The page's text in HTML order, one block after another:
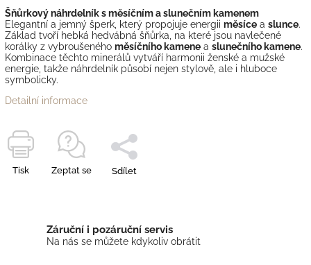
Šňůrkový náhrdelník s měsíčním a slunečním kamenem
Elegantní a jemný šperk, který propojuje energii měsíce a slunce.
Základ tvoří hebká hedvábná šňůrka, na které jsou navlečené
korálky z vybroušeného měsíčního kamene a slunečního kamene.
Kombinace těchto minerálů vytváří harmonii ženské a mužské
energie, takže náhrdelník působí nejen stylově, ale i hluboce
symbolicky.
Detailní informace
Tisk Zeptat se Sdílet
Záruční i pozáruční servis
Na nás se můžete kdykoliv obrátit